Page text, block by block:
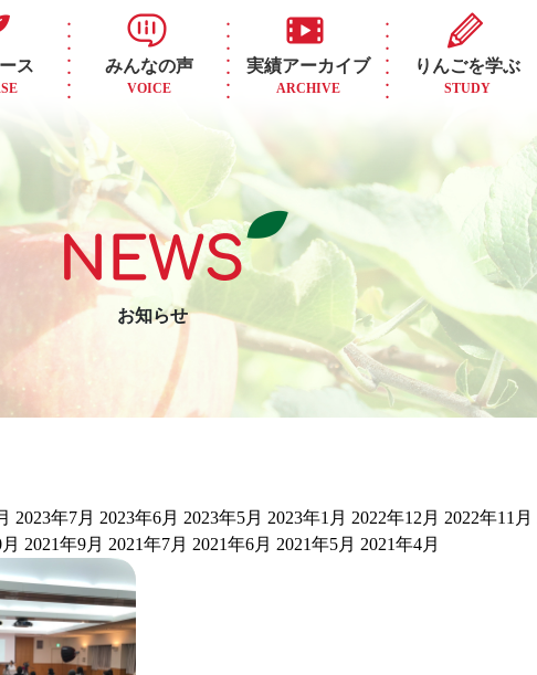
ス みんなの声
VOICE
実績アーカイブ
ARCHIVE
りんごを学ぶ
STUDY
お知らせ
2023年7月 2023年6月 2023年5月 2023年1月 2022年12月 2022年11月
2021年9月 2021年7月 2021年6月 2021年5月 2021年4月